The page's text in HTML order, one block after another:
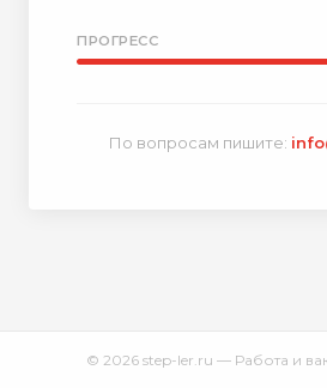
ПРОГРЕСС
По вопросам пишите:
© 2026 step-ler.ru — Работа и